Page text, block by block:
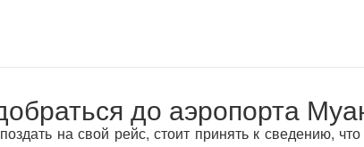
до аэропорта
на свой рейс, стоит принять к сведению,